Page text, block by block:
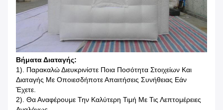
Βήματα Διαταγής:
1). Παρακαλώ Διευκρινίστε Ποια Ποσότητα Στοιχείων Και
Διαταγής Με Οποιεσδήποτε Απαιτήσεις Συνήθειας Εάν
Έχετε.
2). Θα Αναφέρουμε Την Καλύτερη Τιμή Με Τις Λεπτομέρειες